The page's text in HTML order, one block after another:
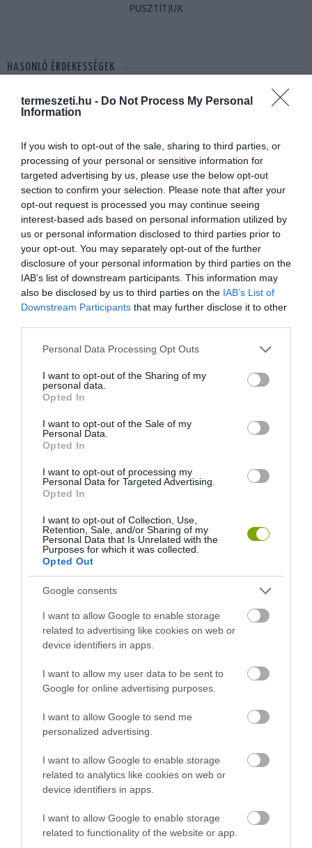
termeszeti.hu - Do Not Process My Personal
Information
If you wish to opt-out of the sale, sharing to third parties, or
processing of your personal or sensitive information for
targeted advertising by us, please use the below opt-out
section to confirm your selection. Please note that after your
opt-out request is processed you may continue seeing
interest-based ads based on personal information utilized by
us or personal information disclosed to third parties prior to
your opt-out. You may separately opt-out of the further
disclosure of your personal information by third parties on the
IAB’s list of downstream participants. This information may
also be disclosed by us to third parties on the IAB’s List of
Downstream Participants that may further disclose it to other
Please note that this website/app uses one or more Google
not limited to your visit or usage behaviour. You may click to
grant or deny consent to Google and its third-party tags to
use your data for below specified purposes in below Google
consent section.
Personal Data Processing Opt Outs
I want to opt-out of the Sharing of my
personal data.
Opted In
I want to opt-out of the Sale of my
Personal Data.
Opted In
I want to opt-out of processing my
Personal Data for Targeted Advertising.
Opted In
I want to opt-out of Collection, Use,
Retention, Sale, and/or Sharing of my
Personal Data that Is Unrelated with the
Purposes for which it was collected.
Opted Out
Google consents
I want to allow Google to enable storage
related to advertising like cookies on web or
device identifiers in apps.
I want to allow my user data to be sent to
Google for online advertising purposes.
I want to allow Google to send me
personalized advertising.
I want to allow Google to enable storage
related to analytics like cookies on web or
device identifiers in apps.
I want to allow Google to enable storage
related to functionality of the website or app.
PUSZTÍTJUK
HASONLÓ ÉRDEKESSÉGEK
A KORALLZÁTONY NEM CSAK
SZÍNES HALAKBÓL ÁLL: MOST
500 EDDIG ISMERETLEN
LAKÓJÁT MUTATTA MEG
2026-08-06
KIRÁNDULÁS PANNONHALMA
KÖRNYÉKÉN: TERMÉSZET,
SZŐLŐ ÉS KOMLÓ
TALÁLKOZÁSA
2026-08-04
HŐKUPOLA MAGYARORSZÁG
FEDŐ, ÉS MI TÖRTÉNIK
ALATTA A TERMÉSZETTEL?
2026-08-03
NEM CSAK A RITKASÁGOK
HÉTKÖZNAPI MADARAK ÉS
PILLANGÓK CSENDES
ELTŰNÉSE A NAGYOBB
A TERMÉSZET NEM SZERETI
AZ EGYHANGÚSÁGOT: A
VÁLTOZATOS NÖVÉNYZET
STRATÉGIA
2026-07-31
A TUDÓSOK 262 ÚJ FAJT
NEVEZTEK MEG, ÉS A FÖLD
HINNI MAGUNKAT
2026-07-30